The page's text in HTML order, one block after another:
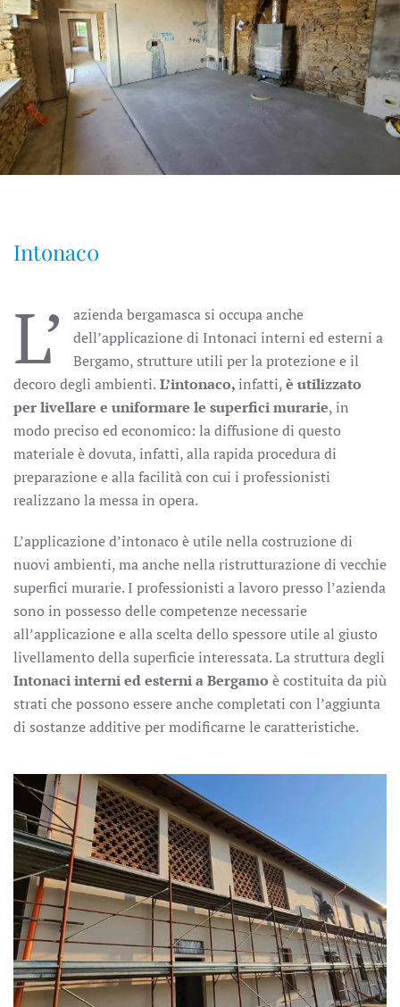
Intonac0
L’
azienda bergamasca si occupa anche
dell’applicazione di Intonaci interni ed esterni a
Bergamo, strutture utili per la protezione e il
decoro degli ambienti.L’intonaco,infatti,è utilizzato
per livellare e uniformare le superfici murarie, in
modo preciso ed economico: la diffusione di questo
materiale è dovuta, infatti, alla rapida procedura di
preparazione e alla facilità con cui i professionisti
realizzano la messa in opera.
L’applicazione d’intonaco è utile nella costruzione di
nuovi ambienti, ma anche nella ristrutturazione di vecchie
superfici murarie. I professionisti a lavoro presso l’azienda
sono in possesso delle competenze necessarie
all’applicazione e alla scelta dello spessore utile al giusto
livellamento della superficie interessata. La struttura degli
Intonaci interni ed esterni a Bergamo è costituita da più
strati che possono essere anche completati con l’aggiunta
di sostanze additive per modificarne le caratteristiche.